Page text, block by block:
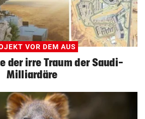
VOR DEM AUS
der irre Traum der Saudi-
Milliardäre